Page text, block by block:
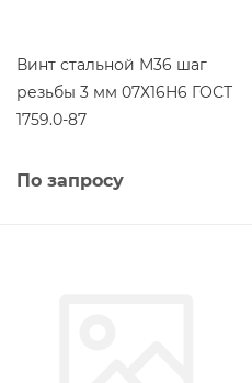
Винт стальной М36 шаг
резьбы 3 мм 07Х16Н6 ГОСТ
1759.0-87
По запросу